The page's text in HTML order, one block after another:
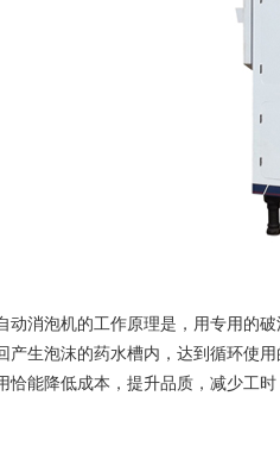
动消泡机的工作原理是，用专用的
产生泡沫的药水槽内，达到循环使
恰能降低成本，提升品质，减少工